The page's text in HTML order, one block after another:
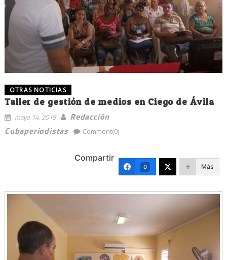
OTRAS NOTICIAS
Taller de gestión de medios en Ciego de Ávila
mayo 14, 2018
Redacción
Cubaperiodistas
Comment(0)
Compartir
0 Más